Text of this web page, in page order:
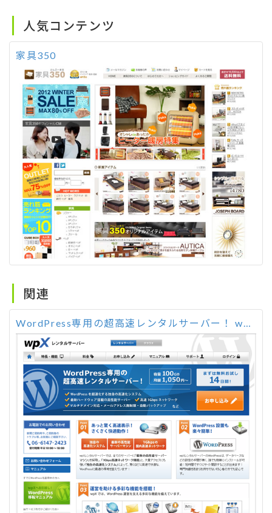
人気コンテンツ
家具350
関連
WordPress専用の超高速レンタルサーバー！ wpX